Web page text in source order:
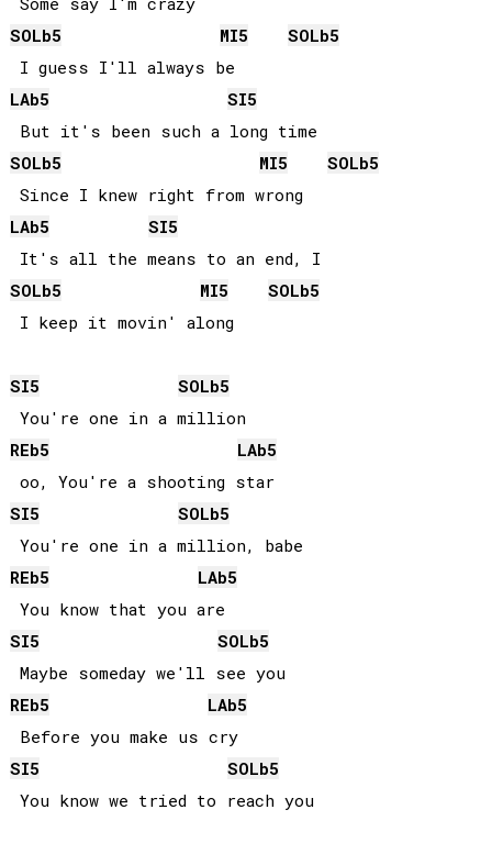
SOLb5 MI5 SOLb5
LAb5 SI5
SOLb5 MI5 SOLb5
LAb5 SI5
SOLb5 MI5 SOLb5
SI5 SOLb5
REb5 LAb5
oo, You're a shooting star
SI5 SOLb5
REb5 LAb5
SI5 SOLb5
REb5 LAb5
Before you make us cry
SI5 SOLb5